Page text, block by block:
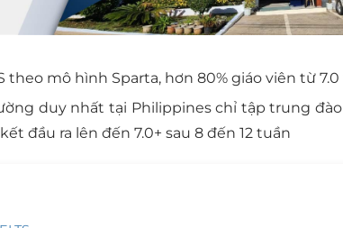
theo mô hình Sparta, hơn 80% giáo viên từ
duy nhất tại Philippines chỉ tập trung đào
đầu ra lên đến 7.0+ sau 8 đến 12 tuần